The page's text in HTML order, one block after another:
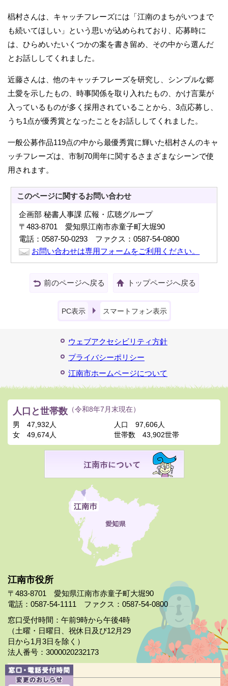
椙村さんは、キャッチフレーズには「江南のまちがいつまで
も続いてほしい」という思いが込められており、応募時に
は、ひらめいたいくつかの案を書き留め、その中から選んだ
とお話ししてくれました。
近藤さんは、他のキャッチフレーズを研究し、シンプルな郷
土愛を示したもの、時事関係を取り入れたもの、かけ言葉が
入っているものが多く採用されていることから、3点応募し、
うち1点が優秀賞となったことをお話ししてくれました。
一般公募作品119点の中から最優秀賞に輝いた椙村さんのキャ
ッチフレーズは、市制70周年に関するさまざまなシーンで使
用されます。
このページに関するお問い合わせ
企画部 秘書人事課 広報・広聴グループ
〒483-8701 愛知県江南市赤童子町大堀90
電話：0587-50-0293 ファクス：0587-54-0800
お問い合わせは専用フォームをご利用ください。
前のページへ戻る トップページへ戻る
PC表示 スマートフォン表示
ウェブアクセシビリティ方針
プライバシーポリシー
江南市ホームページについて
江南市役所
〒483-8701 愛知県江南市赤童子町大堀90
電話：0587-54-1111 ファクス：0587-54-0800
窓口受付時間：午前9時から午後4時
（土曜・日曜日、祝休日及び12月29
日から1月3日を除く）
法人番号：3000020232173
市役所案内
人口と世帯数 （令和8年7月末現在）
男
47,932人
女
49,674人
人口
97,606人
世帯数
43,902世帯